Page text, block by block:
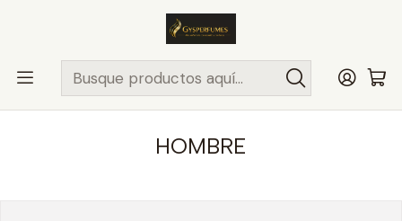
en compras hasta las 13Hrs, valido solo en
Comunas ..>>
Inicio PERFUMES Y COLONIAS YVES SAINT LAURENT HOMBRE
HOMBRE